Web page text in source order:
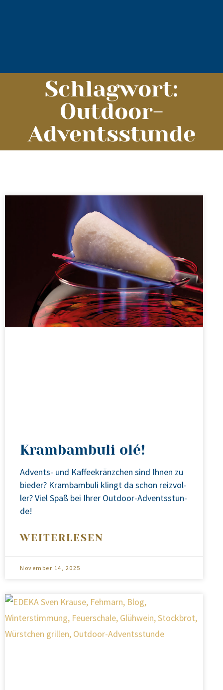
Schlagwort:
Outdoor-
Adventsstunde
Krambambuli olé!
Advents- und Kaf­fee­kränz­chen sind Ihnen zu
bie­der? Kram­bam­bu­li klingt da schon reiz­vol­
ler? Viel Spaß bei Ihrer Out­door-Advents­stun­
de!
WEITERLESEN
November 14, 2025